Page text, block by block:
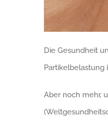
Die Gesundheit
Partikelbelastung
Aber noch mehr,